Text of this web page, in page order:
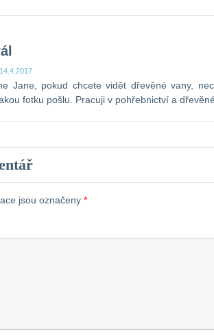
14.4.2017
Jane, pokud chcete vidět dřevěné vany,
fotku pošlu. Pracuji v pohřebnictví a
jsou označeny *